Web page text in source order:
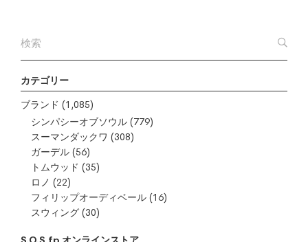
カテゴリー
ブランド (1,085)
シンパシーオブソウル (779)
スーマンダックワ (308)
ガーデル (56)
トムウッド (35)
ロノ (22)
フィリップオーディベール (16)
スウィング (30)